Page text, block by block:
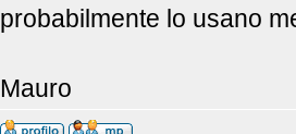
probabilmente lo usano
Mauro